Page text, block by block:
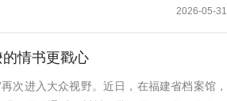
2026-05-31
情书更戳心
次进入大众视野。近日，在福建省档案馆，